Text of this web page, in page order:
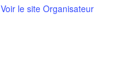
Voir le site Organisateur